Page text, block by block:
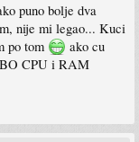
puno bolje dva
nije mi legao... Kuci
po tom
ako cu
CPU i RAM